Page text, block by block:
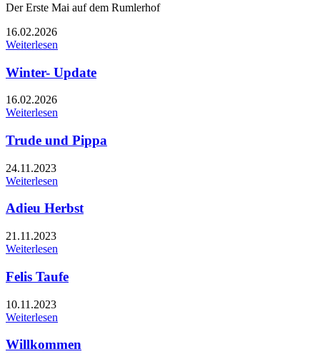
Der Erste Mai auf dem Rumlerhof
16.02.2026
Weiterlesen
Winter- Update
16.02.2026
Weiterlesen
Trude und Pippa
24.11.2023
Weiterlesen
Adieu Herbst
21.11.2023
Weiterlesen
Felis Taufe
10.11.2023
Weiterlesen
Willkommen